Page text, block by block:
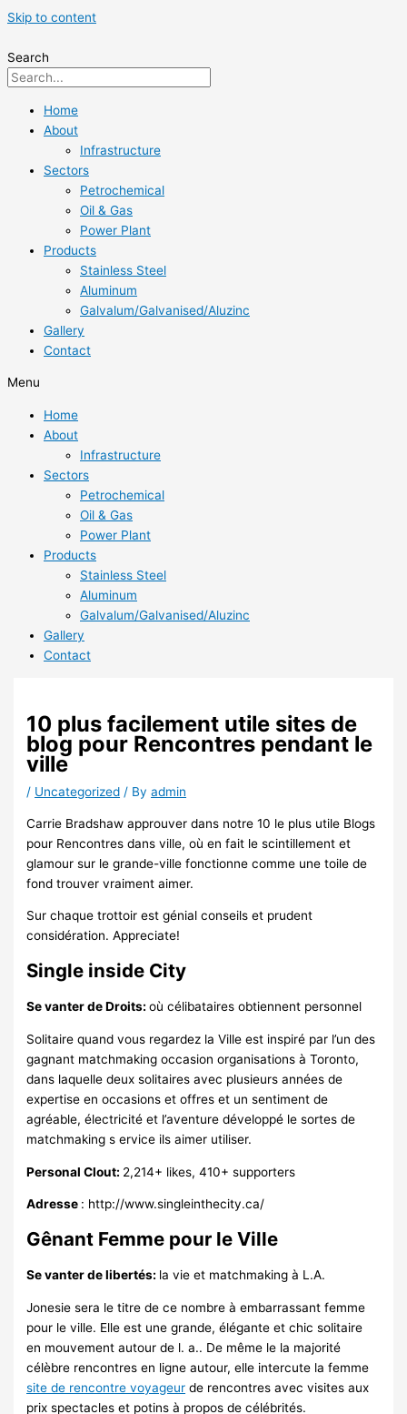
Skip to content
Search
Home
About
Infrastructure
Sectors
Petrochemical
Oil & Gas
Power Plant
Products
Stainless Steel
Aluminum
Galvalum/Galvanised/Aluzinc
Gallery
Contact
Menu
Home
About
Infrastructure
Sectors
Petrochemical
Oil & Gas
Power Plant
Products
Stainless Steel
Aluminum
Galvalum/Galvanised/Aluzinc
Gallery
Contact
10 plus facilement utile sites de
blog pour Rencontres pendant le
ville
/ Uncategorized / Byadmin
Carrie Bradshaw approuver dans notre 10 le plus utile Blogs
pour Rencontres dans ville, où en fait le scintillement et
glamour sur le grande-ville fonctionne comme une toile de
fond trouver vraiment aimer.
Sur chaque trottoir est génial conseils et prudent
considération. Appreciate!
Single inside City
Se vanter de Droits:où célibataires obtiennent personnel
Solitaire quand vous regardez la Ville est inspiré par l’un des
gagnant matchmaking occasion organisations à Toronto,
dans laquelle deux solitaires avec plusieurs années de
expertise en occasions et offres et un sentiment de
agréable, électricité et l’aventure développé le sortes de
matchmaking s ervice ils aimer utiliser.
Personal Clout: 2,214+ likes, 410+ supporters
Adresse : http://www.singleinthecity.ca/
Gênant Femme pour le Ville
Se vanter de libertés: la vie et matchmaking à L.A.
Jonesie sera le titre de ce nombre à embarrassant femme
pour le ville. Elle est une grande, élégante et chic solitaire
en mouvement autour de l. a.. De même le la majorité
célèbre rencontres en ligne autour, elle intercute la femme
site de rencontre voyageur de rencontres avec visites aux
prix spectacles et potins à propos de célébrités.